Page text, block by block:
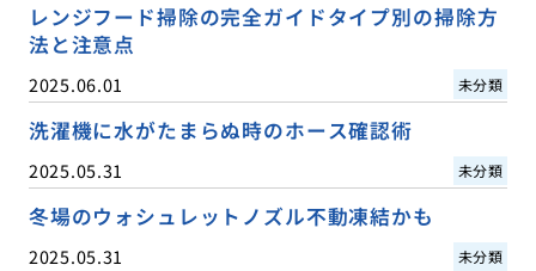
レンジフード掃除の完全ガイドタイプ別の掃除方
法と注意点
2025.06.01 未分類
洗濯機に水がたまらぬ時のホース確認術
2025.05.31 未分類
冬場のウォシュレットノズル不動凍結かも
2025.05.31 未分類